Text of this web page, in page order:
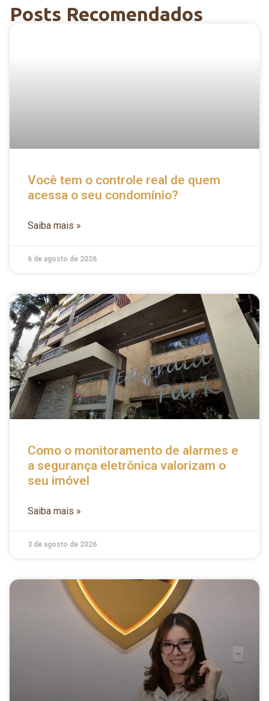
Posts Recomendados
Você tem o controle real de quem
acessa o seu condomínio?
Saiba mais »
6 de agosto de 2026
Como o monitoramento de alarmes e
a segurança eletrônica valorizam o
seu imóvel
Saiba mais »
3 de agosto de 2026